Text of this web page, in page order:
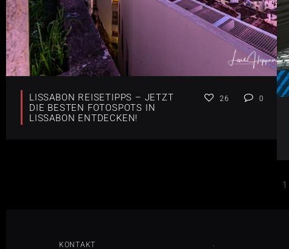
LISSABON REISETIPPS – JETZT
DIE BESTEN FOTOSPOTS IN
LISSABON ENTDECKEN!
26 0
1
KONTAKT